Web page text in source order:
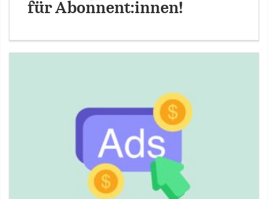
für Abonnent:innen!